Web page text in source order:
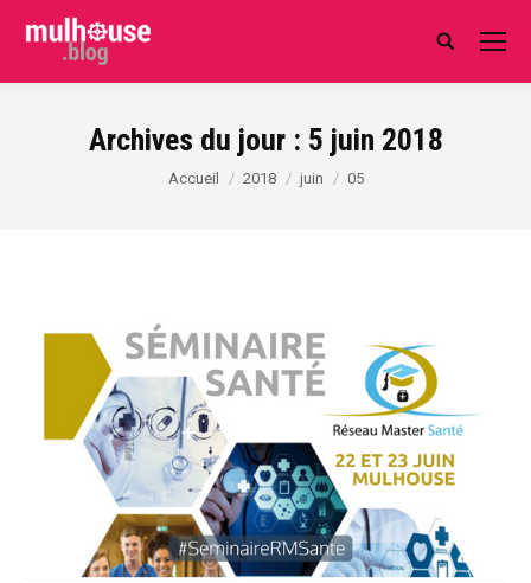
Search:
Archives du jour : 5 juin 2018
Vous êtes ici :
Accueil 2018 juin 05